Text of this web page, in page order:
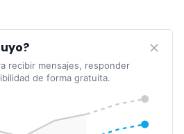
recibir mensajes, responder
de forma gratuita.